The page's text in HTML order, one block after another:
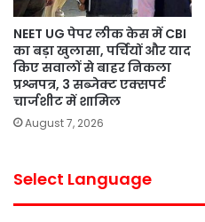
NEET UG पेपर लीक केस में CBI
का बड़ा खुलासा, पर्चियों और याद
किए सवालों से बाहर निकला
प्रश्नपत्र, 3 सब्जेक्ट एक्सपर्ट
चार्जशीट में शामिल
August 7, 2026
Select Language